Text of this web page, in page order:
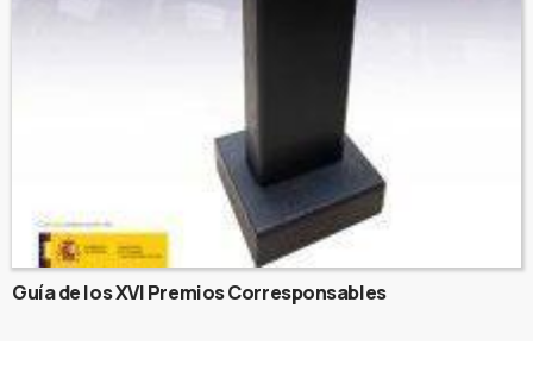
Guía de los XVI Premios Corresponsables